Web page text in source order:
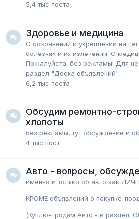
5,4 тыс поста
Здоровье и медицина
О сохранении и укреплении
болезнях и их излечении. О
Пожалуйста, без рекламы! Для
раздел "Доска объявлений".
6,2 тыс поста
Обсудим ремонтно-
хлопоты
без рекламы, тут обсуждение и
4 тыс пост
Авто - вопросы,
именно и только об авто как
КРОМЕ объявлений о покупке-
(Куплю-продам Авто - в раздел: